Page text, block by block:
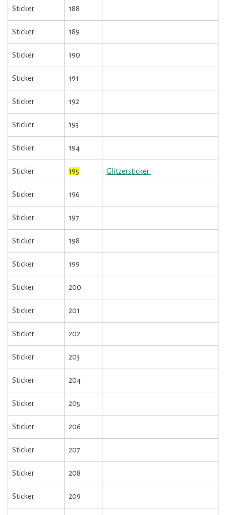
Sticker 188
Sticker 189
Sticker 190
Sticker 191
Sticker 192
Sticker 193
Sticker 194
Sticker 195 Glitzersticker
Sticker 196
Sticker 197
Sticker 198
Sticker 199
Sticker 200
Sticker 201
Sticker 202
Sticker 203
Sticker 204
Sticker 205
Sticker 206
Sticker 207
Sticker 208
Sticker 209